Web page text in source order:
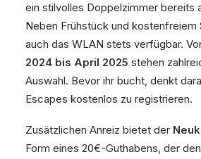
ein stilvolles Doppelzimmer bereits
Neben Frühstück und kostenfreiem
auch das WLAN stets verfügbar.
2024 bis April 2025 stehen
Auswahl. Bevor ihr bucht, denkt
Escapes kostenlos zu registrieren.
Zusätzlichen Anreiz bietet der
Form eines 20€-Guthabens, der